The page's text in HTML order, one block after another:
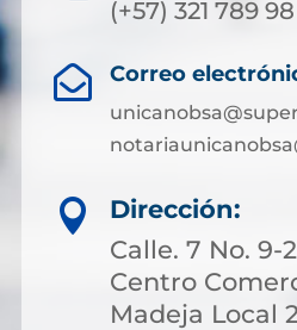
(+57) 321 789
 Correo

Dirección:
Calle. 7 No. 9-
Centro
Madeja Local